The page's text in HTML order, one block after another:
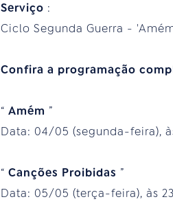
Serviço :
Ciclo Segunda Guerra -
Confira a programação
“ Amém ”
Data: 04/05 (segunda-feira),
“ Canções Proibidas ”
Data: 05/05 (terça-feira), às